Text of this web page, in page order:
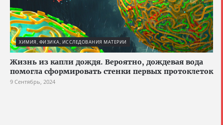
ХИМИЯ, ФИЗИКА, ИССЛЕДОВАНИЯ МАТЕРИИ
Жизнь из капли дождя. Вероятно, дождевая вода
помогла сформировать стенки первых протоклеток
9 Сентябрь, 2024